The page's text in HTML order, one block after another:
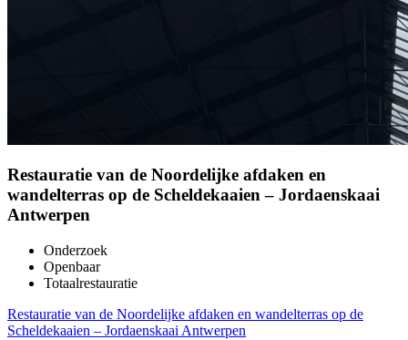
Restauratie van de Noordelijke afdaken en
wandelterras op de Scheldekaaien – Jordaenskaai
Antwerpen
Onderzoek
Openbaar
Totaalrestauratie
Restauratie van de Noordelijke afdaken en wandelterras op de
Scheldekaaien – Jordaenskaai Antwerpen